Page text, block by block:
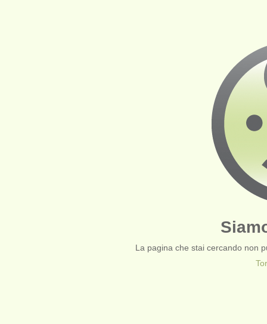
La pagina che stai cercando non